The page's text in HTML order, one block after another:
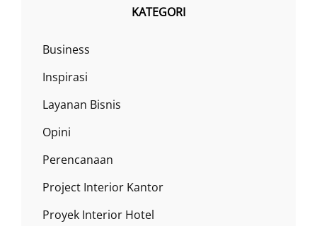
KATEGORI
Business
Inspirasi
Layanan Bisnis
Opini
Perencanaan
Project Interior Kantor
Proyek Interior Hotel